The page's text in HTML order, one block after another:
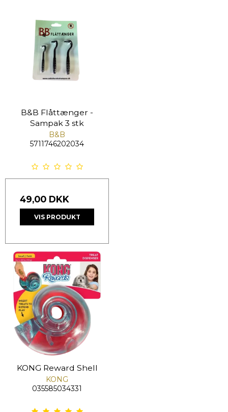
B&B Flåttænger -
Sampak 3 stk
B&B
5711746202034
49,00 DKK
VIS PRODUKT
KONG Reward Shell
KONG
035585034331